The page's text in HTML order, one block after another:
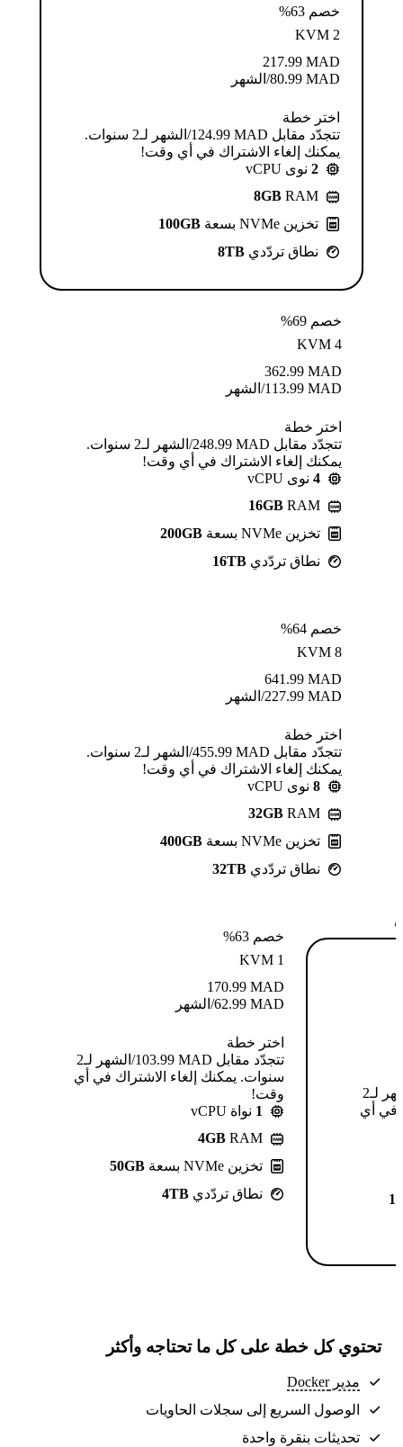
خصم 63%
KVM 2
MAD
217.99
MAD
80.99/الشهر
اختر خطة
تتجدّد مقابل MAD ⁦124.99⁩/الشهر لـ2 سنوات.
يمكنك إلغاء الاشتراك في أي وقت!
2 نوى vCPU
8GB RAM
تخزين NVMe بسعة
100GB
نطاق تردّدي 8TB
خصم 69%
KVM 4
MAD
362.99
MAD
113.99/الشهر
اختر خطة
تتجدّد مقابل MAD ⁦248.99⁩/الشهر لـ2 سنوات.
يمكنك إلغاء الاشتراك في أي وقت!
4 نوى vCPU
16GB RAM
تخزين NVMe بسعة
200GB
نطاق تردّدي 16TB
خصم 64%
KVM 8
MAD
641.99
MAD
227.99/الشهر
اختر خطة
تتجدّد مقابل MAD ⁦455.99⁩/الشهر لـ2 سنوات.
يمكنك إلغاء الاشتراك في أي وقت!
8 نوى vCPU
32GB RAM
تخزين NVMe بسعة
400GB
نطاق تردّدي 32TB
خصم 63%
KVM 1
MAD
170.99
MAD
62.99/الشهر
اختر خطة
تتجدّد مقابل MAD ⁦103.99⁩/الشهر لـ2
سنوات. يمكنك إلغاء الاشتراك في أي
وقت!
1 نواة vCPU
4GB RAM
تخزين NVMe بسعة
50GB
نطاق تردّدي 4TB
تتجدّد مقابل MAD ⁦124.99⁩/الشهر لـ2
في أي
تحتوي كل خطة على كل ما تحتاجه وأكثر
مدير Docker
الوصول السريع إلى سجلات الحاويات
تحديثات بنقرة واحدة